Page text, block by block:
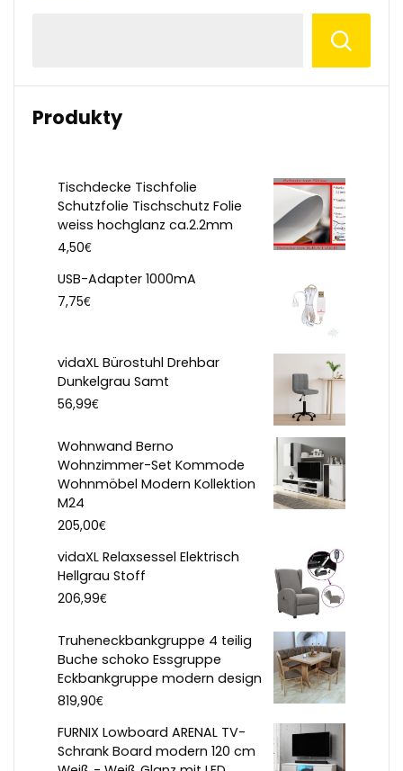
Produkty
Tischdecke Tischfolie
Schutzfolie Tischschutz Folie
weiss hochglanz ca.2.2mm
4,50€
USB-Adapter 1000mA
7,75€
vidaXL Bürostuhl Drehbar
Dunkelgrau Samt
56,99€
Wohnwand Berno
Wohnzimmer-Set Kommode
Wohnmöbel Modern Kollektion
M24
205,00€
vidaXL Relaxsessel Elektrisch
Hellgrau Stoff
206,99€
Truheneckbankgruppe 4 teilig
Buche schoko Essgruppe
Eckbankgruppe modern design
819,90€
FURNIX Lowboard ARENAL TV-
Schrank Board modern 120 cm